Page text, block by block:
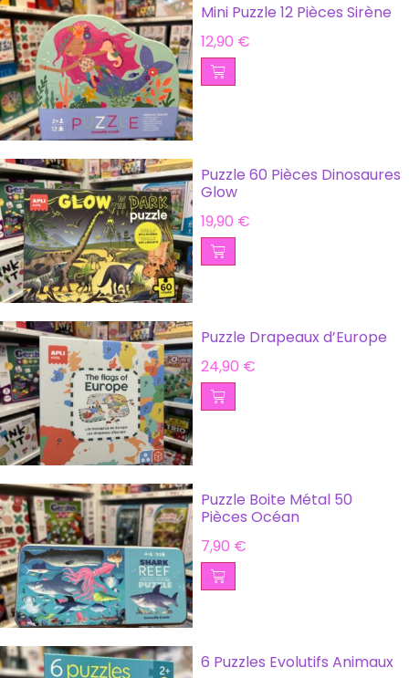
Mini Puzzle 12 Pièces Sirène
12,90 €
Puzzle 60 Pièces Dinosaures
Glow
19,90 €
Puzzle Drapeaux d’Europe
24,90 €
Puzzle Boite Métal 50
Pièces Océan
7,90 €
6 Puzzles Evolutifs Animaux